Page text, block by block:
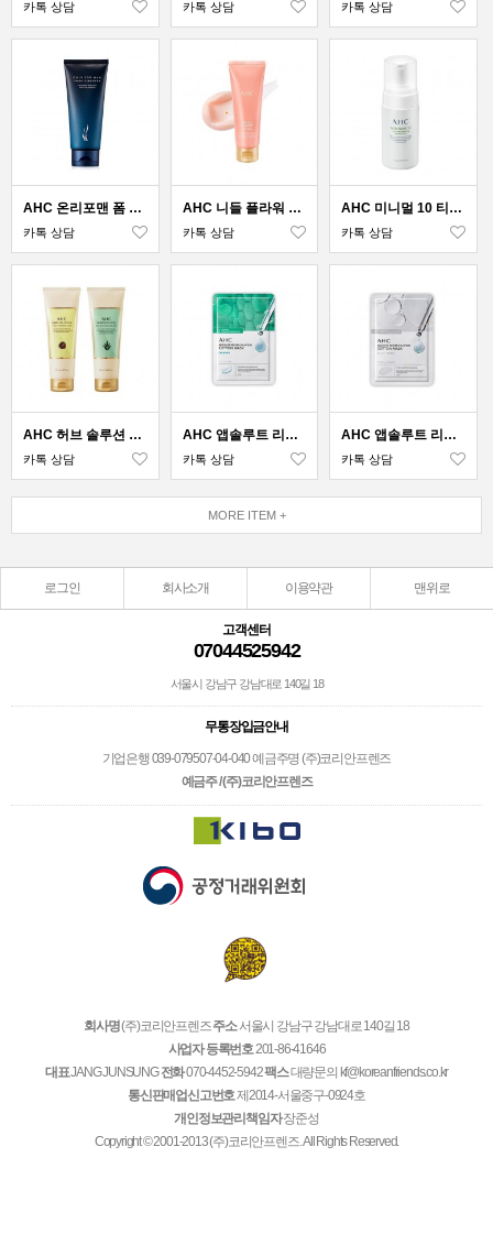
카톡 상담 카톡 상담 카톡 상담
AHC 온리포맨 폼 클렌저
카톡 상담
AHC 니들 플라워 포어 클린 폼 클렌저
카톡 상담
AHC 미니멀 10 티어 세이프 클렌징 버블 폼
카톡 상담
AHC 허브 솔루션 클렌징폼
카톡 상담
AHC 앱솔루트 리턴 솔루션 순면 마스크 카밍
카톡 상담
AHC 앱솔루트 리턴 솔루션 순면 마스크 브라이트
카톡 상담
MORE ITEM +
로그인 회사소개 이용약관 맨위로
고객센터
07044525942
서울시 강남구 강남대로 140길 18
무통장입금안내
기업은행 039-079507-04-040 예금주명 (주)코리안프렌즈
예금주 / (주)코리안프렌즈
회사명(주)코리안프렌즈주소서울시 강남구 강남대로 140길 18
사업자 등록번호201-86-41646
대표JANG JUNSUNG 전화070-4452-5942팩스대량문의 kf@koreanfriends.co.kr
통신판매업신고번호제2014-서울중구-0924호
개인정보관리책임자장준성
Copyright © 2001-2013 (주)코리안프렌즈. All Rights Reserved.